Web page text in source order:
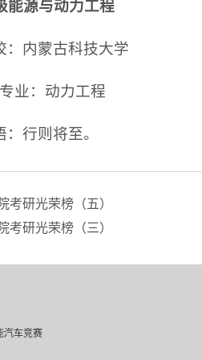
能源与动力工程
：内蒙古科技大学
业：动力工程
：行则将至。
考研光荣榜（五）
考研光荣榜（三）
汽车竞赛